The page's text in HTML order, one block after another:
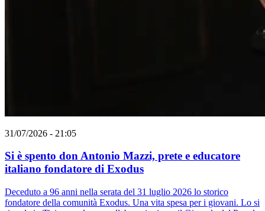
31/07/2026 - 21:05
Si è spento don Antonio Mazzi, prete e educatore
italiano fondatore di Exodus
Deceduto a 96 anni nella serata del 31 luglio 2026 lo storico
fondatore della comunità Exodus. Una vita spesa per i giovani. Lo si